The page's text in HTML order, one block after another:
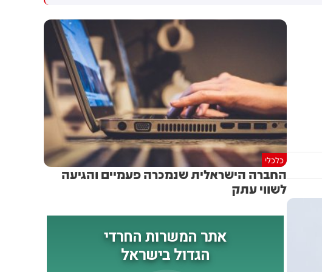
הבוקר בשכונת בקעה בירושלים
בזמן מעבר בהורמוז, שלושה
מהם במהלך השבוע
כלכלי
החברה הישראלית שנמכרה פעמיים והגיעה
לשווי עתק